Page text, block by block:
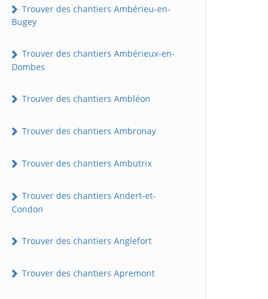
Trouver des chantiers Ambérieu-en-
Bugey
Trouver des chantiers Ambérieux-en-
Dombes
Trouver des chantiers Ambléon
Trouver des chantiers Ambronay
Trouver des chantiers Ambutrix
Trouver des chantiers Andert-et-
Condon
Trouver des chantiers Anglefort
Trouver des chantiers Apremont